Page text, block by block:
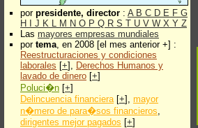
por presidente, director : A B C D E F G
H
J K L M N O P Q R S T U V W X Y Z
Las mayores empresas mundiales
por tema, en 2008 [el mes anterior +] :
Reestructuraciones y condiciones
laborales [+], Derechos Humanos y
lavado de dinero [+]
Poluci�n [+]
Delincuencia financiera[+], mayor
n�mero de para�sos financieros,
dirigentes mejor pagados [+]